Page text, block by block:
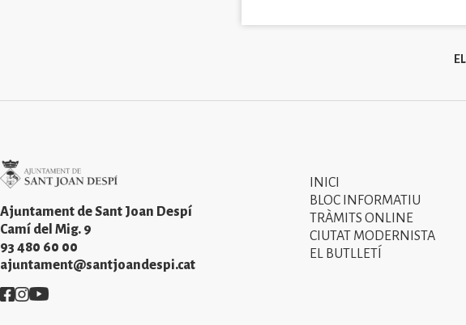
Imatge
Ajuntament de Sant Joan Despí
Camí del Mig. 9
93 480 60 00
ajuntament@santjoandespi.cat
Imatge
Imatge
Imatge
Primer
menú
INICI
BLOC INFORMATIU
TRÀMITS ONLINE
CIUTAT MODERNISTA
EL BUTLLETÍ